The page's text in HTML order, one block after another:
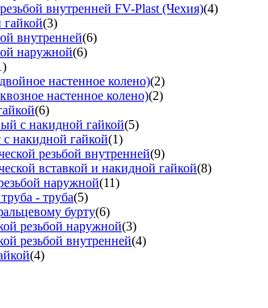
внутренней FV-Plast (Чехия)(4)
гайкой(3)
внутренней(6)
наружной(6)
настенное колено)(2)
настенное колено)(2)
(6)
с накидной гайкой(5)
накидной гайкой(1)
резьбой внутренней(9)
вставкой и накидной гайкой(8)
наружной(11)
- труба(5)
бурту(6)
резьбой наружной(3)
резьбой внутренней(4)
(4)